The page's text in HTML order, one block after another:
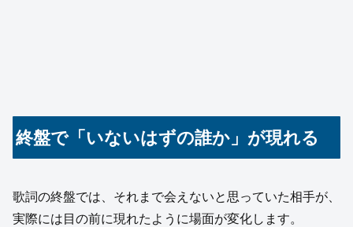
終盤で「いないはずの誰か」が現れる
歌詞の終盤では、それまで会えないと思っていた相手が、
実際には目の前に現れたように場面が変化します。